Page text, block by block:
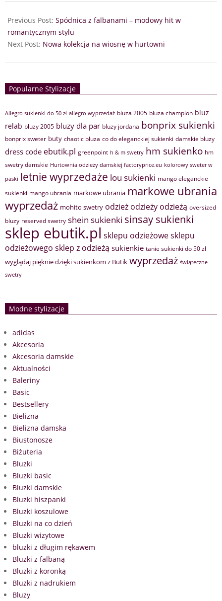
Previous Post: Spódnica z falbanami – modowy hit w
romantycznym stylu
Next Post: Nowa kolekcja na wiosnę w hurtowni
Popularne Stylizacje
Allegro sukienki do 50 zł allegro wyprzedaż bluza 2005 bluza champion bluz
relab bluzy 2005 bluzy dla par bluzy jordana bonprix sukienki
bonprix sweter buty chaotic bluza co do eleganckiej sukienki damskie bluzy
dress code ebutik.pl greenpoint h & m swetry hm sukienko hm
swetry damskie Hurtownia odzieży damskiej factoryprice.eu kolorowy sweter w
paski letnie wyprzedaże lou sukienki mango eleganckie
sukienki mango ubrania markowe ubrania markowe ubrania
wyprzedaż mohito swetry odzież odzieży odzieżą oversized
bluzy reserved swetry shein sukienki sinsay sukienki
sklep ebutik.pl sklepu odzieżowesklepu
odzieżowego sklep z odzieżą sukienkie tanie sukienki do 50 zł
wyglądaj pięknie dzięki sukienkom z Butik wyprzedaż świąteczne
swetry
Modne stylizacje
adidas
Akcesoria
Akcesoria damskie
Aktualności
Baleriny
Basic
Bestsellery
Bielizna
Bielizna damska
Biustonosze
Biżuteria
Bluzki
Bluzki basic
Bluzki damskie
Bluzki hiszpanki
Bluzki koszulowe
Bluzki na co dzień
Bluzki wizytowe
bluzki z długim rękawem
Bluzki z falbaną
Bluzki z koronką
Bluzki z nadrukiem
Bluzy